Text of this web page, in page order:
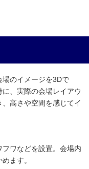
場のイメージを3Dで
に、実際の会場レイアウ
高さや空間を感じてイ
ワなどを設置。会場内
ます。